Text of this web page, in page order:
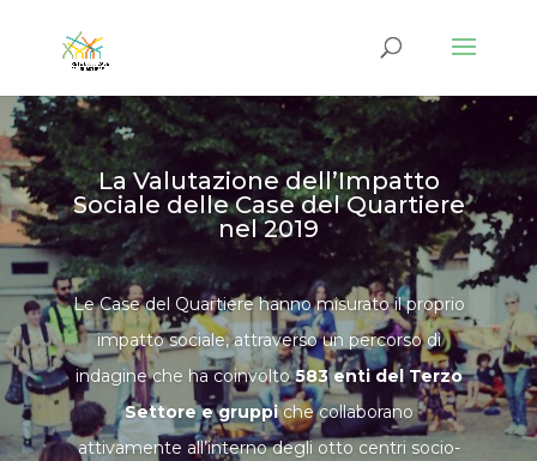
La Valutazione dell’Impatto
Sociale delle Case del Quartiere
nel 2019
Le Case del Quartiere hanno misurato il proprio
impatto sociale, attraverso un percorso di
indagine che ha coinvolto583 enti del Terzo
Settore e gruppiche collaborano
attivamente all’interno degli otto centri socio-